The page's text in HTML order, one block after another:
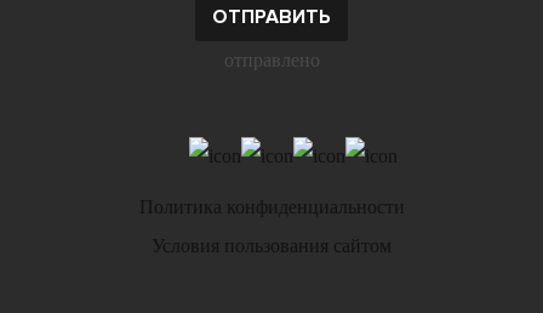
отправлено
Политика конфиденциальности
Условия пользования сайтом